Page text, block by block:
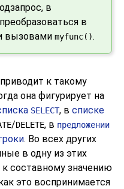
в
в
вызовами myfunc().
приводит к такому
она фигурирует на
SELECT, в списке
/DELETE, в предложении
. Во всех других
в одну из этих
к составному значению
это воспринимается